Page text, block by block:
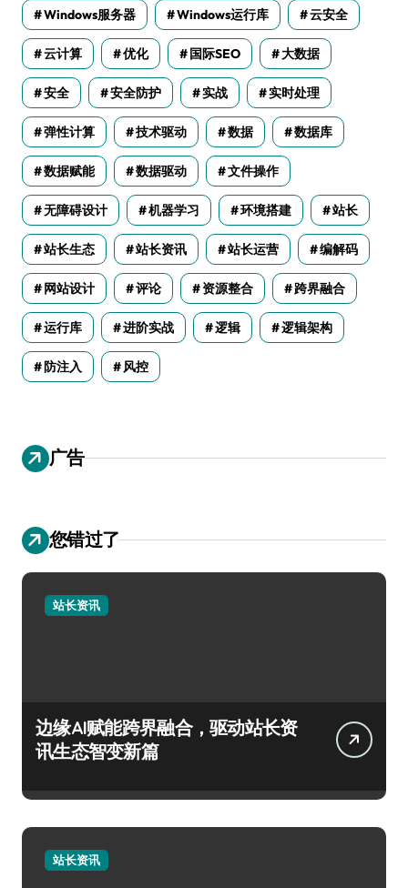
Windows服务器 Windows运行库 云安全
云计算 优化 国际SEO 大数据
安全 安全防护 实战 实时处理
弹性计算 技术驱动 数据 数据库
数据赋能 数据驱动 文件操作
无障碍设计 机器学习 环境搭建 站长
站长生态 站长资讯 站长运营 编解码
网站设计 评论 资源整合 跨界融合
运行库 进阶实战 逻辑 逻辑架构
防注入 风控
广告
您错过了
站长资讯
边缘AI赋能跨界融合，驱动站长资
讯生态智变新篇
站长资讯